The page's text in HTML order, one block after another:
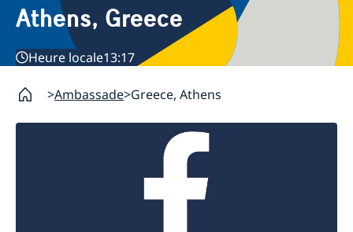
Athens, Greece
Heure locale13:17
Ambassade Greece, Athens